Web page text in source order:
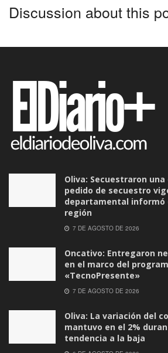
Discussion about this
Oliva: Secuestraron
pedido de secuestro
departamental informó
región
7 DE AGOSTO DE 2026
Oncativo: Entregaron
en el marco del
«TecnoPresente»
7 DE AGOSTO DE 2026
Oliva: La variación del
mantuvo en el 2%
tendencia a la baja